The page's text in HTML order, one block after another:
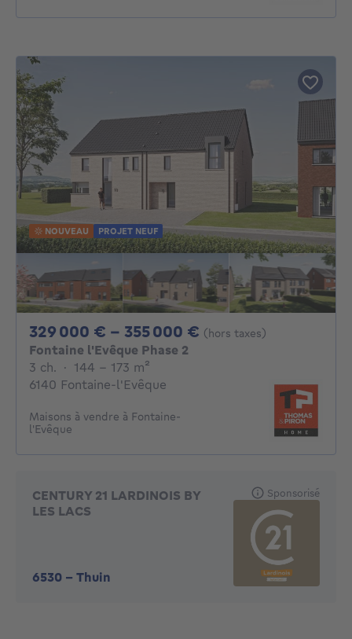
NOUVEAU PROJET NEUF
329 000 € - 355 000 € De 329000€ À
(hors taxes)
Fontaine l'Evêque Phase 2
3 ch. 3 chambres
· 144 - 173 m²
6140 Fontaine-l'Evêque
Maisons à vendre à Fontaine-
l'Evêque
CENTURY 21 LARDINOIS BY
LES LACS
6530 - Thuin
Sponsorisé